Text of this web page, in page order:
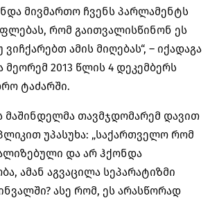
მივმართო ჩვენს პარლამენტს
რომ გაითვალისწინონ ეს
ამის მიღებას“, – იქადაგა
მეორემ 2013 წლის 4 დეკემბერს
ტაძარში.
მაშინდელმა თავმჯდომარემ დავით
უპასუხა: „საქართველო რომ
და არ ჰქონდა
ამან აგვაცილა სეპარატიზმი
ასე რომ, ეს არასწორად